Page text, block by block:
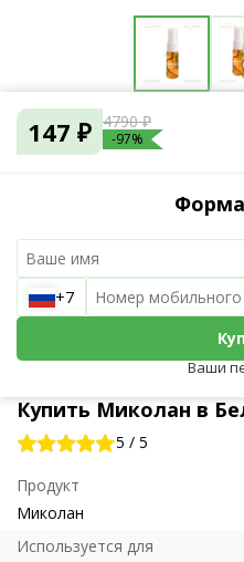
Купить Миколан в
5 / 5
Продукт
Миколан
Используется для
147 ₽ 4790 ₽
-97%
+7
Ваши